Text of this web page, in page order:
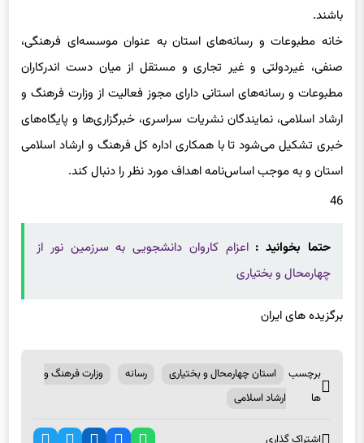
باشند.
خانه مطبوعات و رسانه‌های استان به عنوان موسسه‌ای فرهنگی،
صنفی، غیردولتی و غیر تجاری و مستقل از میان دست اندرکاران
مطبوعات و رسانه‌های استانی دارای مجوز فعالیت از وزارت فرهنگ و
ارشاد اسلامی، نمایندگان نشریات سراسری، خبرگزاری‌ها و پایگاه‌های
خبری تشکیل می‌شود تا با همکاری اداره کل فرهنگ و ارشاد اسلامی
استان و به موجب اساس‌نامه اهداف مورد نظر را دنبال کند.
46
حتما بخوانید :اعزام کاروان دانشجویی به سرزمین نور از
چهارمحال و بختیاری
برگزیده های ایران
برچسب
ها
استان چهارمحال و بختیاری رسانه
وزارت فرهنگ و
ارشاد اسلامی
اشتراک گذاری